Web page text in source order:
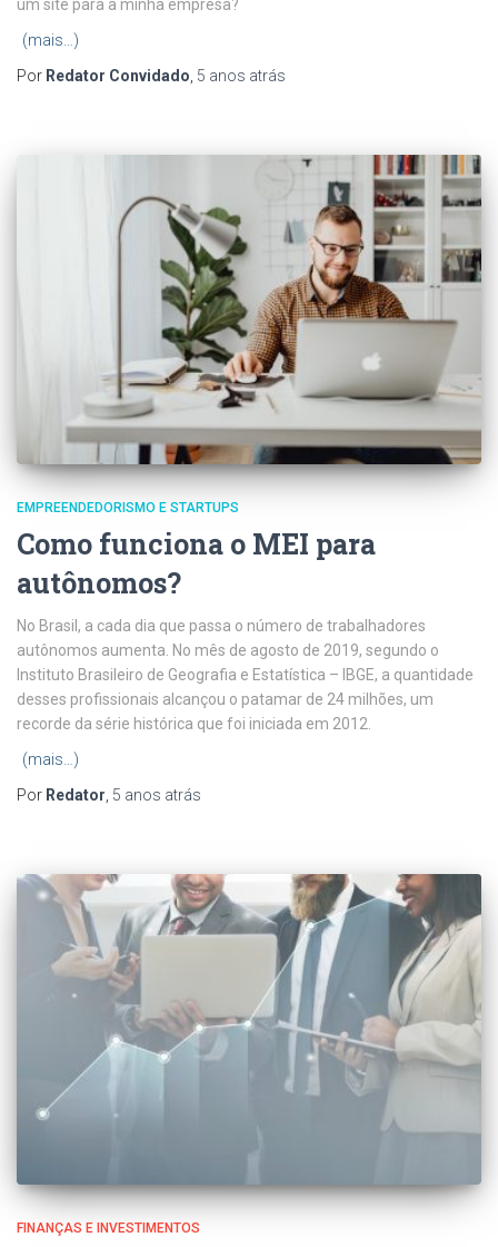
um site para a minha empresa?
(mais…)
Por Redator Convidado 5 anos atrás
EMPREENDEDORISMO E STARTUPS
Como funciona o MEI para
autônomos?
No Brasil, a cada dia que passa o número de trabalhadores
autônomos aumenta. No mês de agosto de 2019, segundo o
Instituto Brasileiro de Geografia e Estatística – IBGE, a quantidade
desses profissionais alcançou o patamar de 24 milhões, um
recorde da série histórica que foi iniciada em 2012.
(mais…)
Por Redator, 5 anos atrás
FINANÇAS E INVESTIMENTOS